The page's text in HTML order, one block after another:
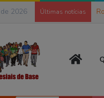
2026 Últimas notícias
> A CNBB urge o governo a